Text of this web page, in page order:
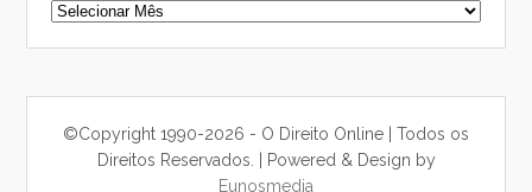
Ficheiros
©Copyright 1990-2026 - O Direito Online | Todos os
Direitos Reservados. | Powered & Design by
Eunosmedia